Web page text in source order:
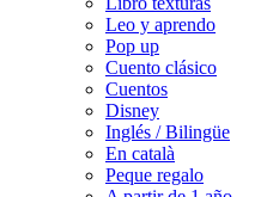
Leo y aprendo
Pop up
Cuento clásico
Cuentos
Disney
Inglés / Bilingüe
En català
Peque regalo